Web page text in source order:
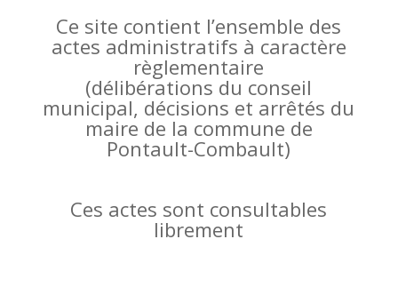
Ce site contient l’ensemble des
actes administratifs à caractère
règlementaire
(délibérations du conseil
municipal, décisions et arrêtés du
maire de la commune de
Pontault-Combault)
Ces actes sont consultables
librement